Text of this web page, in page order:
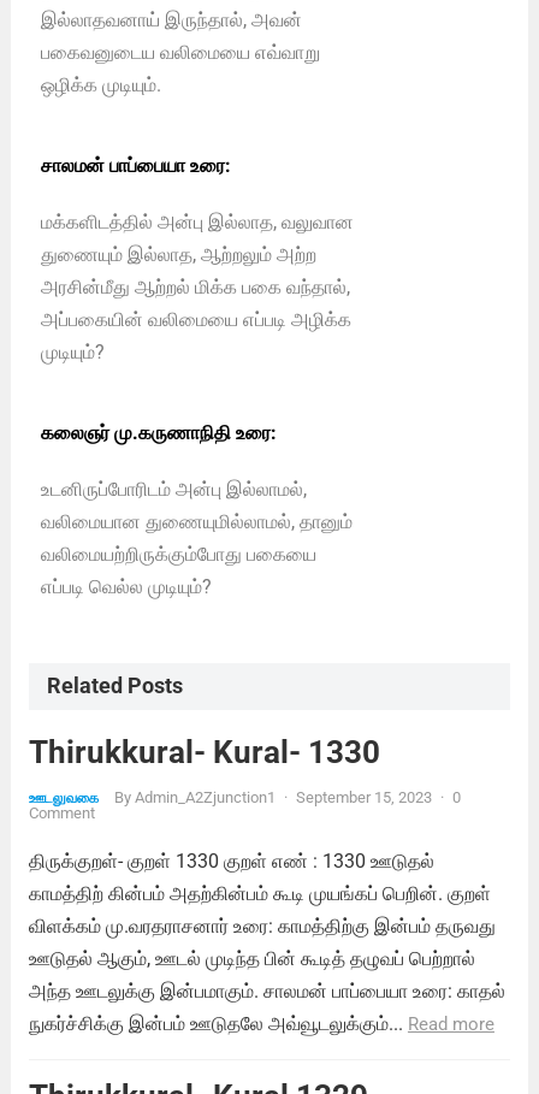
இல்லாதவனாய் இருந்தால், அவன்
பகைவனுடைய வலிமையை எவ்வாறு
ஒழிக்க முடியும்.
சாலமன் பாப்பையா உரை:
மக்களிடத்தில் அன்பு இல்லாத, வலுவான
துணையும் இல்லாத, ஆற்றலும் அற்ற
அரசின்மீது ஆற்றல் மிக்க பகை வந்தால்,
அப்பகையின் வலி‌மையை எப்படி அழிக்க
முடியும்?
கலைஞர் மு.கருணாநிதி உரை:
உடனிருப்போரிடம் அன்பு இல்லாமல்,
வலிமையான துணையுமில்லாமல், தானும்
வலிமையற்றிருக்கும்போது பகையை
எப்படி வெல்ல முடியும்?
Related Posts
Thirukkural- Kural- 1330
ஊடலுவகை By Admin_A2Zjunction1 · September 15, 2023 · 0
Comment
திருக்குறள்- குறள் 1330 குறள் எண் : 1330 ஊடுதல்
காமத்திற் கின்பம் அதற்கின்பம் கூடி முயங்கப் பெறின். குறள்
விளக்கம் மு.வரதராசனார் உரை: காமத்திற்கு இன்பம் தருவது
ஊடுதல் ஆகும், ஊடல் முடிந்த பின் கூடித் தழுவப் பெற்றால்
அந்த ஊடலுக்கு இன்பமாகும். சாலமன் பாப்பையா உரை: காதல்
நுகர்ச்சிக்கு இன்பம் ஊடுதலே அவ்வூடலுக்கும்... Read more